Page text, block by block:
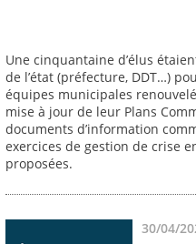
Une cinquantaine d’élus
de l’état (préfecture, DDT…)
équipes municipales
mise à jour de leur Plans
documents d’information
exercices de gestion de crise
proposées.
30/04/